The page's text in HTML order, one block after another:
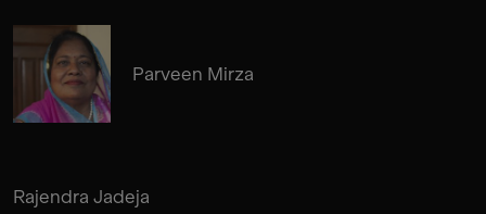
Parveen Mirza
Rajendra Jadeja